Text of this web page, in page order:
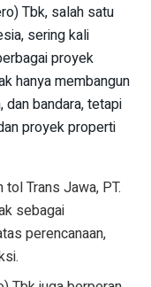
Tbk, salah satu
sering kali
proyek
hanya membangun
bandara, tetapi
proyek properti
Trans Jawa, PT.
sebagai
perencanaan,